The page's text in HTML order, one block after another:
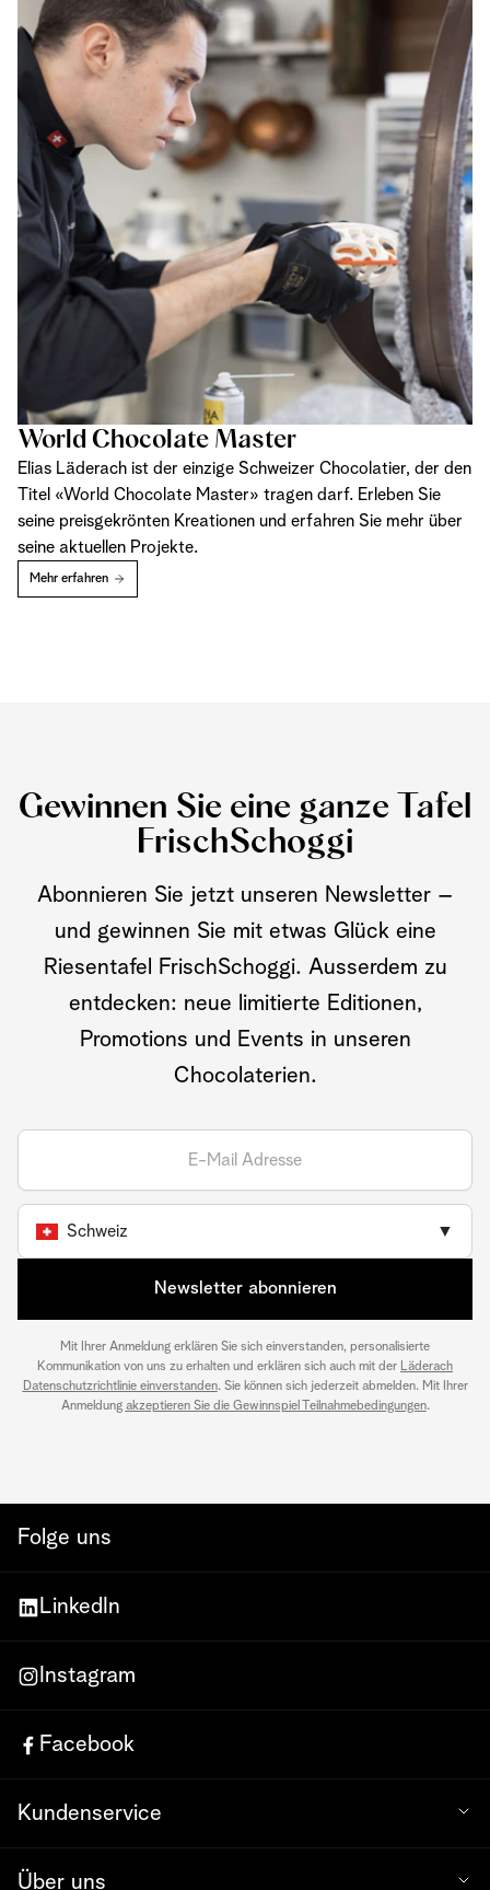
World Chocolate Master
Elias Läderach ist der einzige Schweizer Chocolatier, der den
Titel «World Chocolate Master» tragen darf. Erleben Sie
seine preisgekrönten Kreationen und erfahren Sie mehr über
seine aktuellen Projekte.
Mehr erfahren
Gewinnen Sie eine ganze Tafel
FrischSchoggi
Abonnieren Sie jetzt unseren Newsletter –
und gewinnen Sie mit etwas Glück eine
Riesentafel FrischSchoggi. Ausserdem zu
entdecken: neue limitierte Editionen,
Promotions und Events in unseren
Chocolaterien.
Schweiz ▼
Newsletter abonnieren
Mit Ihrer Anmeldung erklären Sie sich einverstanden, personalisierte
Kommunikation von uns zu erhalten und erklären sich auch mit der Läderach
Datenschutzrichtlinie einverstanden. Sie können sich jederzeit abmelden. Mit Ihrer
Anmeldung akzeptieren Sie die Gewinnspiel Teilnahmebedingungen.
Folge uns
LinkedIn
Instagram
Facebook
Kundenservice
Über uns